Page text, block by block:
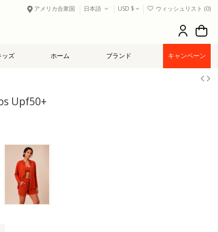
アメリカ合衆国 日本語 USD $ ウィッシュリスト (0)
ッズ ホーム ブランド キャンペーン
Upf50+